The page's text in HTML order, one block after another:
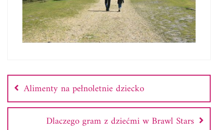
Nawigacja
wpisu
Alimenty na pełnoletnie dziecko
Dlaczego gram z dziećmi w Brawl Stars